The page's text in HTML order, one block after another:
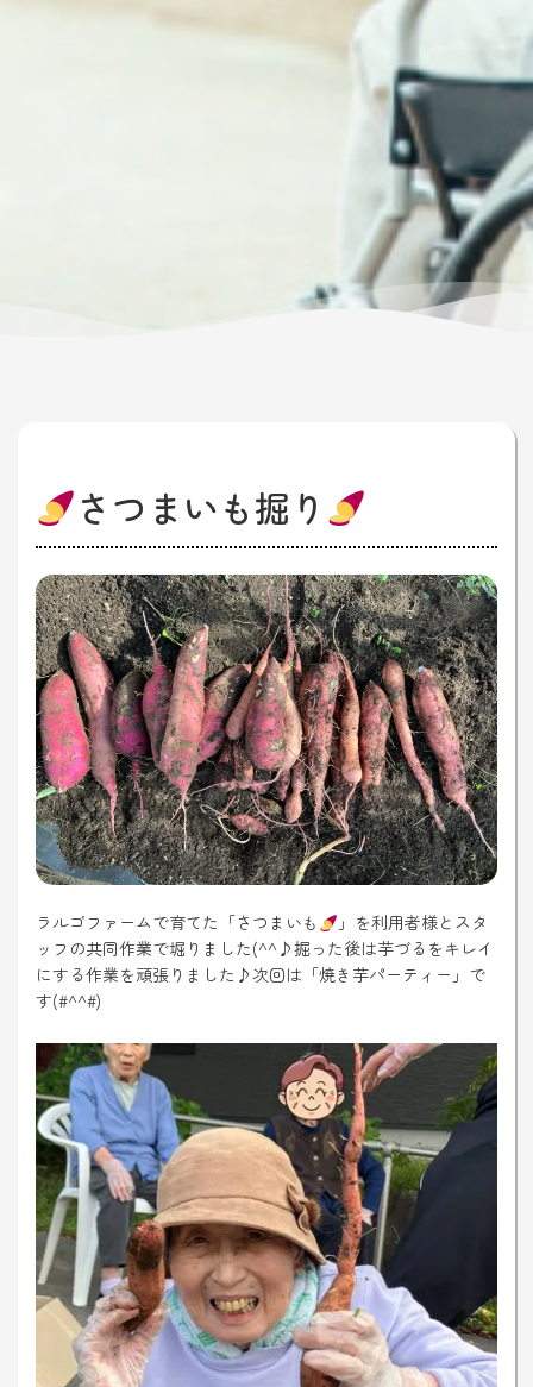
さつまいも掘り
ラルゴファームで育てた「さつまいも
」を利用者様とスタ
ッフの共同作業で堀りました(^^♪掘った後は芋づるをキレイ
にする作業を頑張りました♪次回は「焼き芋パーティー」で
す(#^^#)